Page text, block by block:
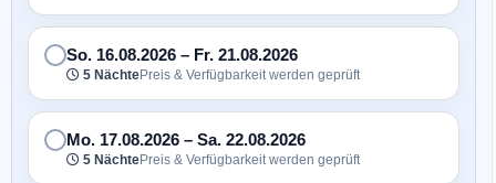
So. 16.08.2026 – Fr. 21.08.2026
5 NächtePreis & Verfügbarkeit werden geprüft
Mo. 17.08.2026 – Sa. 22.08.2026
5 NächtePreis & Verfügbarkeit werden geprüft